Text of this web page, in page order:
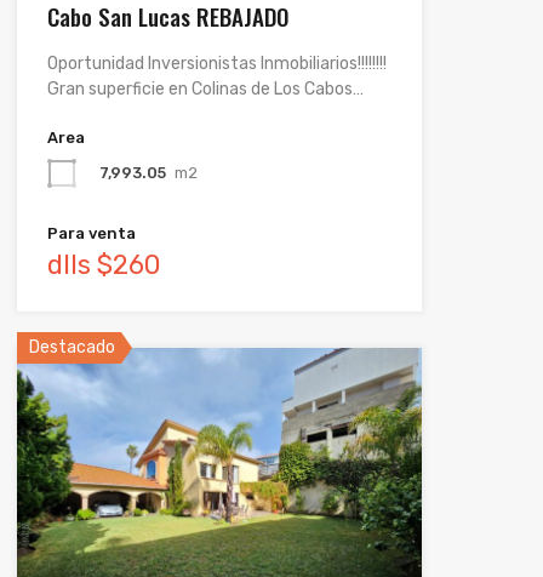
Cabo San Lucas REBAJADO
Oportunidad Inversionistas Inmobiliarios!!!!!!!!
Gran superficie en Colinas de Los Cabos…
Area
7,993.05 m2
Para venta
dlls $260
Destacado